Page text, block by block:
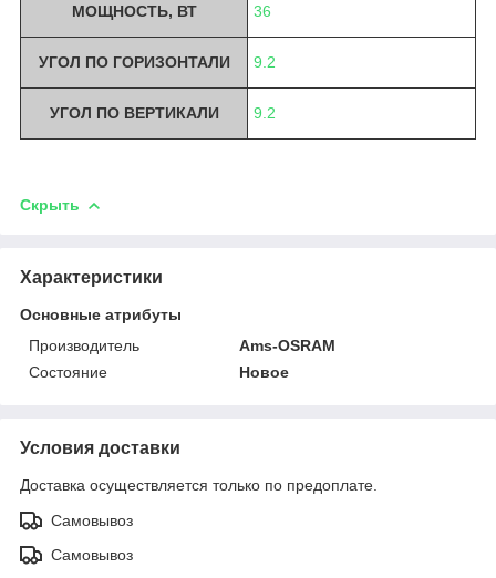
МОЩНОСТЬ, ВТ 36
УГОЛ ПО ГОРИЗОНТАЛИ 9.2
УГОЛ ПО ВЕРТИКАЛИ 9.2
Скрыть
Характеристики
Основные атрибуты
Производитель
Ams-OSRAM
Состояние
Новое
Условия доставки
Доставка осуществляется только по предоплате.
Самовывоз
Самовывоз